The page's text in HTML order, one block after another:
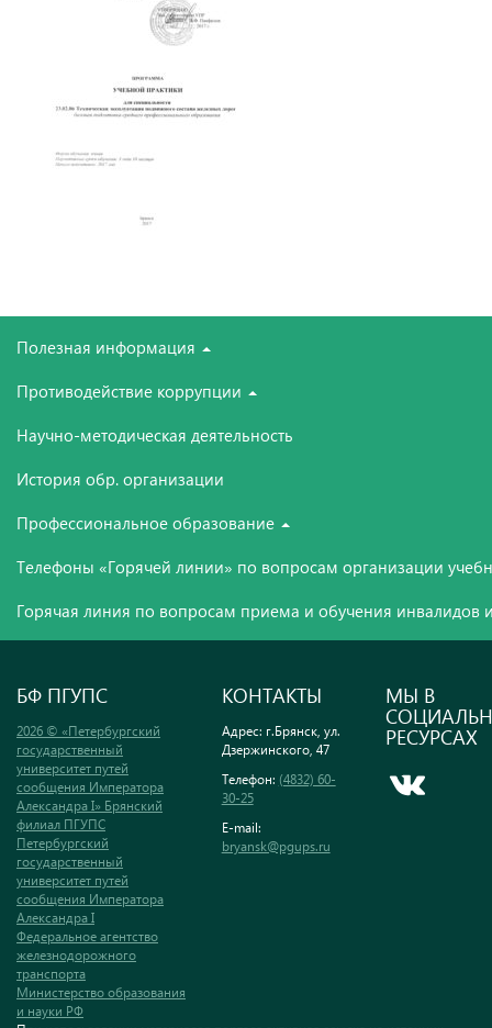
Полезная информация
Противодействие коррупции
Научно-методическая деятельность
История обр. организации
Профессиональное образование
Телефоны «Горячей линии» по вопросам организации
Горячая линия по вопросам приема и обучения инвалидов
БФ ПГУПС
2026 © «Петербургский
государственный
университет путей
сообщения Императора
Александра I» Брянский
филиал ПГУПС
Петербургский
государственный
университет путей
сообщения Императора
Александра I
Федеральное агентство
железнодорожного
транспорта
Министерство образования
и науки РФ
КОНТАКТЫ
Адрес: г.Брянск, ул.
Дзержинского, 47
Телефон: (4832) 60-
30-25
E-mail:
bryansk@pgups.ru
МЫ В
РЕСУРСАХ